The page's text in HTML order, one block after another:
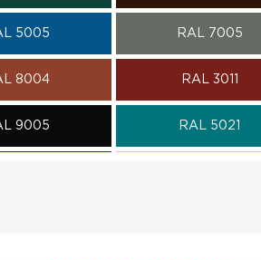
5005 RAL 7005
8004 RAL 3011
9005 RAL 5021
ПЕРЕЙТИ